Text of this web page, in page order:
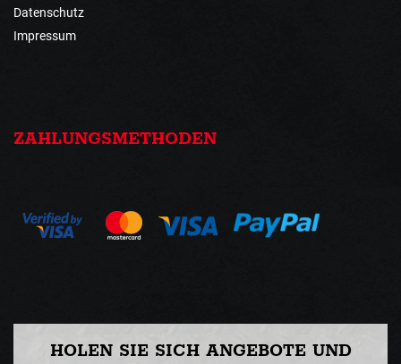
Datenschutz
Impressum
ZAHLUNGSMETHODEN
HOLEN SIE SICH ANGEBOTE UND